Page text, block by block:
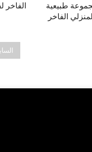
100٪، مجموعة طبيعية
الفاخر
الفاخر